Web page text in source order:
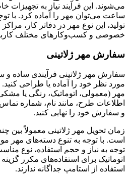
می‌شوند. این فرآیند نیاز به تجهیزات
ساعت می‌توان مهر را آماده کرد. با
تولید، این نوع مهر در دفاتر کار،
خصوصی و کسب‌وکارهای مختلف
سفارش مهر ژلاتینی
سفارش مهر ژلاتینی فرآیندی ساده و
مورد نظر خود را آماده یا طراحی کنید.
مهر (معمولی، اتوماتیک، رنگی یا
اطلاعات طرح، مانند نام، شماره
و سفارش خود را نهایی کنید.
زمان تحویل مهر ژلاتینی معمولاً بین
است. با توجه به تنوع دسته‌های مهر
توجه به نیاز و حجم استفاده، نوع
اتوماتیک برای استفاده‌های مکرر
استفاده از استامپ جداگانه ندارند.